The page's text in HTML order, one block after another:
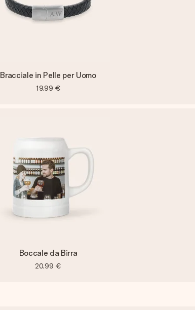
Bracciale in Pelle per Uomo
19,99 €
Boccale da Birra
20,99 €